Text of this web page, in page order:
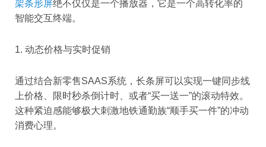
架条形屏绝不仅仅是一个播放器，它是一个高转化率的
智能交互终端。
1. 动态价格与实时促销
通过结合新零售SAAS系统，长条屏可以实现一键同步线
上价格、限时秒杀倒计时、或者“买一送一”的滚动特效。
这种紧迫感能够极大刺激地铁通勤族“顺手买一件”的冲动
消费心理。